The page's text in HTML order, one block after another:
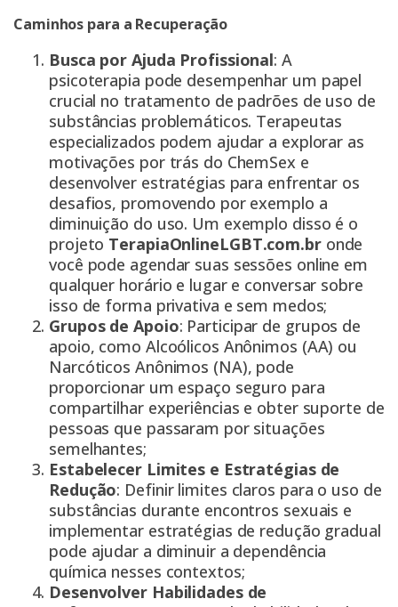
Caminhos para a Recuperação
Busca por Ajuda Profissional: A
psicoterapia pode desempenhar um papel
crucial no tratamento de padrões de uso de
substâncias problemáticos. Terapeutas
especializados podem ajudar a explorar as
motivações por trás do ChemSex e
desenvolver estratégias para enfrentar os
desafios, promovendo por exemplo a
diminuição do uso. Um exemplo disso é o
projeto TerapiaOnlineLGBT.com.bronde
você pode agendar suas sessões online em
qualquer horário e lugar e conversar sobre
isso de forma privativa e sem medos;
Grupos de Apoio: Participar de grupos de
apoio, como Alcoólicos Anônimos (AA) ou
Narcóticos Anônimos (NA), pode
proporcionar um espaço seguro para
compartilhar experiências e obter suporte de
pessoas que passaram por situações
semelhantes;
Estabelecer Limites e Estratégias de
Redução: Definir limites claros para o uso de
substâncias durante encontros sexuais e
implementar estratégias de redução gradual
pode ajudar a diminuir a dependência
química nesses contextos;
Desenvolver Habilidades de